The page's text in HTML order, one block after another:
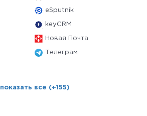
eSputnik
keyCRM
Новая Почта
Телеграм
показать все (+155)